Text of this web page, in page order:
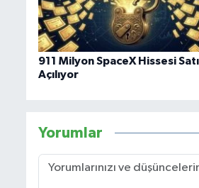
911 Milyon SpaceX Hissesi
Açılıyor
Yorumlar